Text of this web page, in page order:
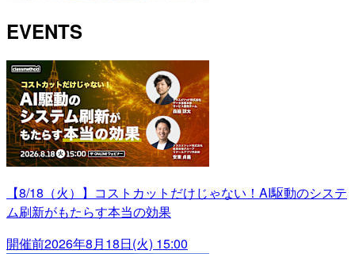
EVENTS
【8/18（火）】コストカットだけじゃない！AI駆動のシステ
ム刷新がもたらす本当の効果
開催前2026年8月18日(火) 15:00